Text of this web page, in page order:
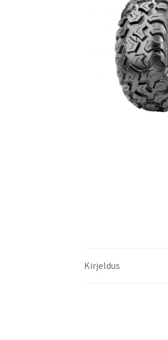
Kirjeldus